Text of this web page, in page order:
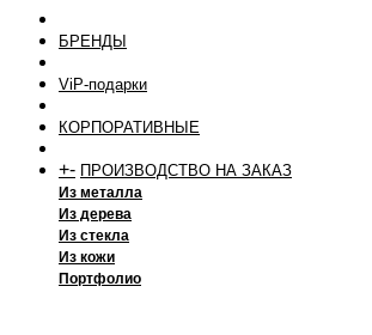
БРЕНДЫ
ViP-подарки
КОРПОРАТИВНЫЕ
+- ПРОИЗВОДСТВО НА ЗАКАЗ
Из металла
Из дерева
Из стекла
Из кожи
Портфолио